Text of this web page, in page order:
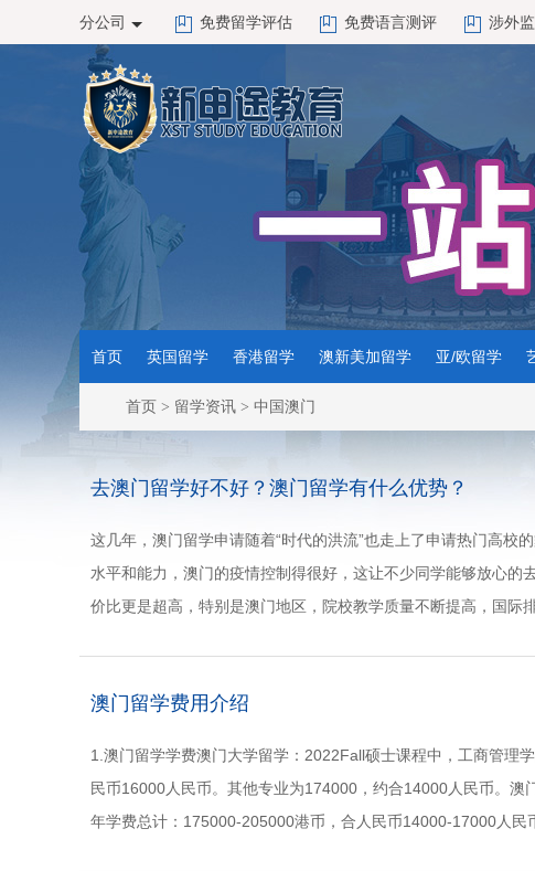
分公司 免费留学评估 免费语言测评 涉外
首页 英国留学 香港留学 澳新美加留学 亚/欧留学
首页 > 留学资讯 > 中国澳门
去澳门留学好不好？澳门留学有什么优势？
这几年，澳门留学申请随着“时代的洪流”也走上了申请热门高校
水平和能力，澳门的疫情控制得很好，这让不少同学能够放心的
价比更是超高，特别是澳门地区，院校教学质量不断提高，国际
澳门留学费用介绍
1.澳门留学学费澳门大学留学：2022Fall硕士课程中，工商管理
民币16000人民币。其他专业为174000，约合14000人民币。
年学费总计：175000-205000港币，合人民币14000-17000人民